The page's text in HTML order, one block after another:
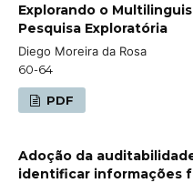
Explorando o
Pesquisa Exploratória
Diego Moreira da Rosa
60-64
PDF
Adoção da
identificar informações